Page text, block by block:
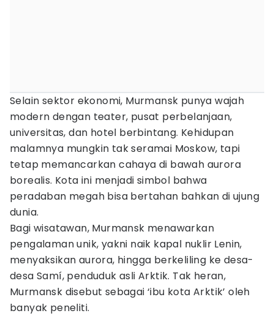
Selain sektor ekonomi, Murmansk punya wajah
modern dengan teater, pusat perbelanjaan,
universitas, dan hotel berbintang. Kehidupan
malamnya mungkin tak seramai Moskow, tapi
tetap memancarkan cahaya di bawah aurora
borealis. Kota ini menjadi simbol bahwa
peradaban megah bisa bertahan bahkan di ujung
dunia.
Bagi wisatawan, Murmansk menawarkan
pengalaman unik, yakni naik kapal nuklir Lenin,
menyaksikan aurora, hingga berkeliling ke desa-
desa Samí, penduduk asli Arktik. Tak heran,
Murmansk disebut sebagai ‘ibu kota Arktik’ oleh
banyak peneliti.